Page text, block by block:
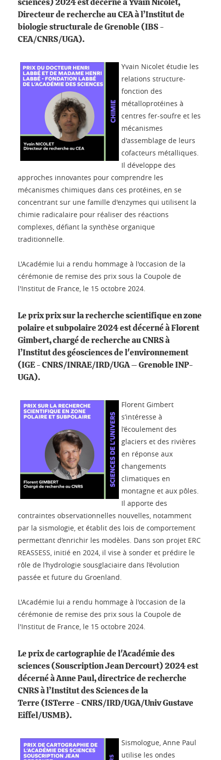
sciences) 2024 est décerné à Yvain Nicolet,
Directeur de recherche au CEA à l’Institut de
biologie structurale de Grenoble (IBS -
CEA/CNRS/UGA).
Yvain Nicolet étudie les
relations structure-
fonction des
métalloprotéines à
centres fer-soufre et les
mécanismes
d'assemblage de leurs
cofacteurs métalliques.
Il développe des
approches innovantes pour comprendre les
mécanismes chimiques dans ces protéines, en se
concentrant sur une famille d'enzymes qui utilisent la
chimie radicalaire pour réaliser des réactions
complexes, défiant la synthèse organique
traditionnelle.
L'Académie lui a rendu hommage à l'occasion de la
cérémonie de remise des prix sous la Coupole de
l'Institut de France, le 15 octobre 2024.
Le prix prix sur la recherche scientifique en zone
polaire et subpolaire 2024 est décerné à Florent
Gimbert, chargé de recherche au CNRS à
l’Institut des géosciences de l'environnement
(IGE - CNRS/INRAE/IRD/UGA – Grenoble INP-
UGA).
Florent Gimbert
s’intéresse à
l’écoulement des
glaciers et des rivières
en réponse aux
changements
climatiques en
montagne et aux pôles.
Il apporte des
contraintes observationnelles nouvelles, notamment
par la sismologie, et établit des lois de comportement
permettant d’enrichir les modèles. Dans son projet ERC
REASSESS, initié en 2024, il vise à sonder et prédire le
rôle de l’hydrologie sousglaciaire dans l’évolution
passée et future du Groenland.
L'Académie lui a rendu hommage à l'occasion de la
cérémonie de remise des prix sous la Coupole de
l'Institut de France, le 15 octobre 2024.
Le prix de cartographie de l'Académie des
sciences (Souscription Jean Dercourt) 2024 est
décerné à Anne Paul, directrice de recherche
CNRS à l’Institut des Sciences de la
Terre (ISTerre - CNRS/IRD/UGA/Univ Gustave
Eiffel/USMB).
Sismologue, Anne Paul
utilise les ondes